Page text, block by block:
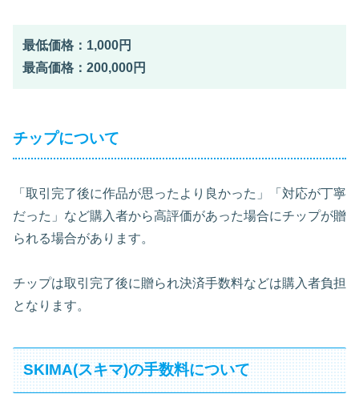
最低価格：1,000円
最高価格：200,000円
チップについて
「取引完了後に作品が思ったより良かった」「対応が丁寧
だった」など購入者から高評価があった場合にチップが贈
られる場合があります。
チップは取引完了後に贈られ決済手数料などは購入者負担
となります。
SKIMA(スキマ)の手数料について